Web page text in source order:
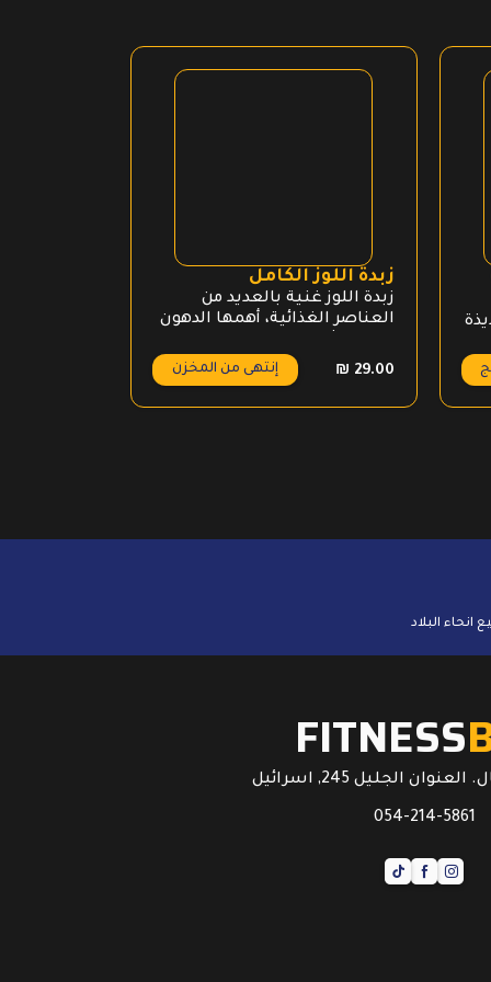
زبدة اللوز الكامل
زبدة اللوز غنية بالعديد من
العناصر الغذائية، أهمها الدهون
الأكسدة، والتي لها فوائد عديدة
لصحة الجسم والوقاية من
الأمراض
₪ 29.00 إنتهى من المخزن
FITNESS
الجليل 245, اسرائيل
054-214-5861